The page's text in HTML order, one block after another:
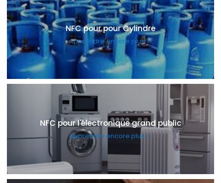
NFC pour pour Cylindre
Apprendre encore plus
NFC pour l'électronique grand public
Apprendre encore plus